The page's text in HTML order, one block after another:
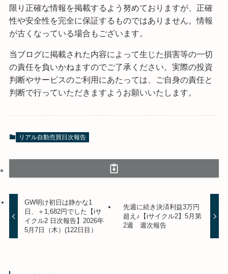
限り正確な情報を掲載するよう努めておりますが、正確
性や安全性を完全に保証するものではありません。情報
が古くなっている場合もございます。
当ブログに掲載された内容によって生じた損害等の一切
の責任を負いかねますのでご了承ください。実際の投資
判断やサービスのご利用にあたっては、ご自身の責任と
判断で行っていただきますようお願いいたします。
リアル自動売買日次報告
GW明け初日は静かな1
日、＋1,682円でした【iサ
イクル2 日次報告】2026年
5月7日（木）(122日目）
先週に続き決済利益3万円
超え♪【iサイクル2】5月第
2週 週次報告